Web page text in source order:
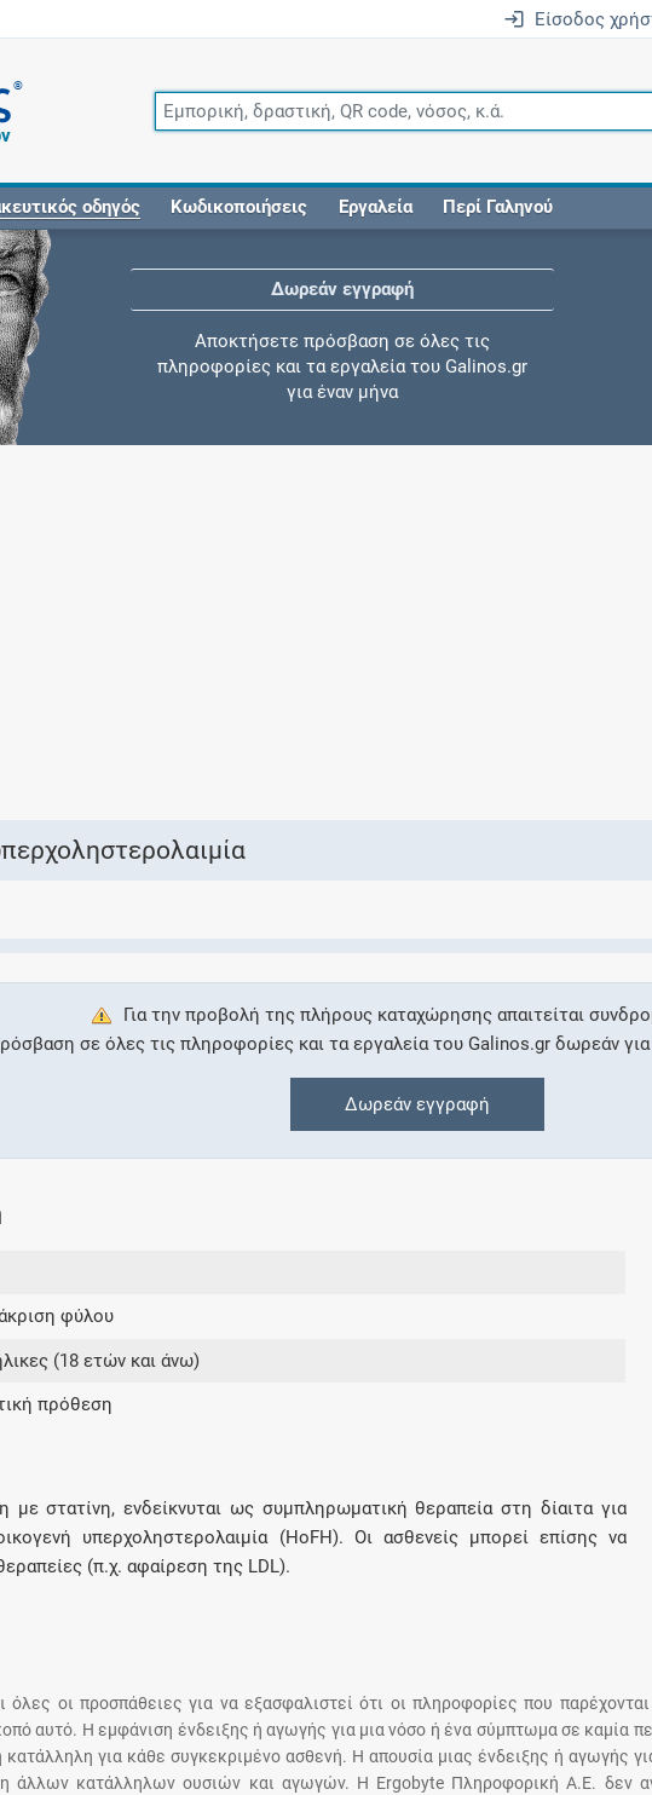
Είσοδος
®
οδηγός Κωδικοποιήσεις Εργαλεία Περί Γαληνού
Δωρεάν εγγραφή
Αποκτήσετε πρόσβαση σε όλες τις
πληροφορίες και τα εργαλεία του Galinos.gr
για έναν μήνα
ενός φαρμάκου κατά τη διάρκεια της
εγκυμοσύνης ή του θηλασμού
Συνδρομές
σήμερα
Για την προβολή της πλήρους καταχώρησης απαιτείται
σε όλες τις πληροφορίες και τα εργαλεία του Galinos.gr δωρεάν
Δωρεάν εγγραφή
φύλου
(18 ετών και άνω)
πρόθεση
με στατίνη, ενδείκνυται ως συμπληρωματική θεραπεία στη δίαιτα για
υπερχοληστερολαιμία (ΗοFH). Oι ασθενείς μπορεί επίσης να
(π.χ. αφαίρεση της LDL).
όλες οι προσπάθειες για να εξασφαλιστεί ότι οι πληροφορίες που
αυτό. Η εμφάνιση ένδειξης ή αγωγής για μια νόσο ή ένα σύμπτωμα σε καμία
κατάλληλη για κάθε συγκεκριμένο ασθενή. Η απουσία μιας ένδειξης ή αγωγής
άλλων κατάλληλων ουσιών και αγωγών. Η Ergobyte Πληροφορική Α.Ε. δεν